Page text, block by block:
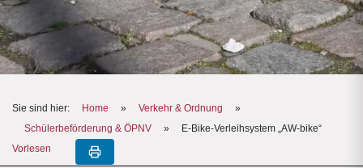
Sie sind hier: Home » Verkehr & Ordnung
»
Schülerbeförderung & ÖPNV
»
E-Bike-Verleihsystem „AW-bike“
Vorlesen